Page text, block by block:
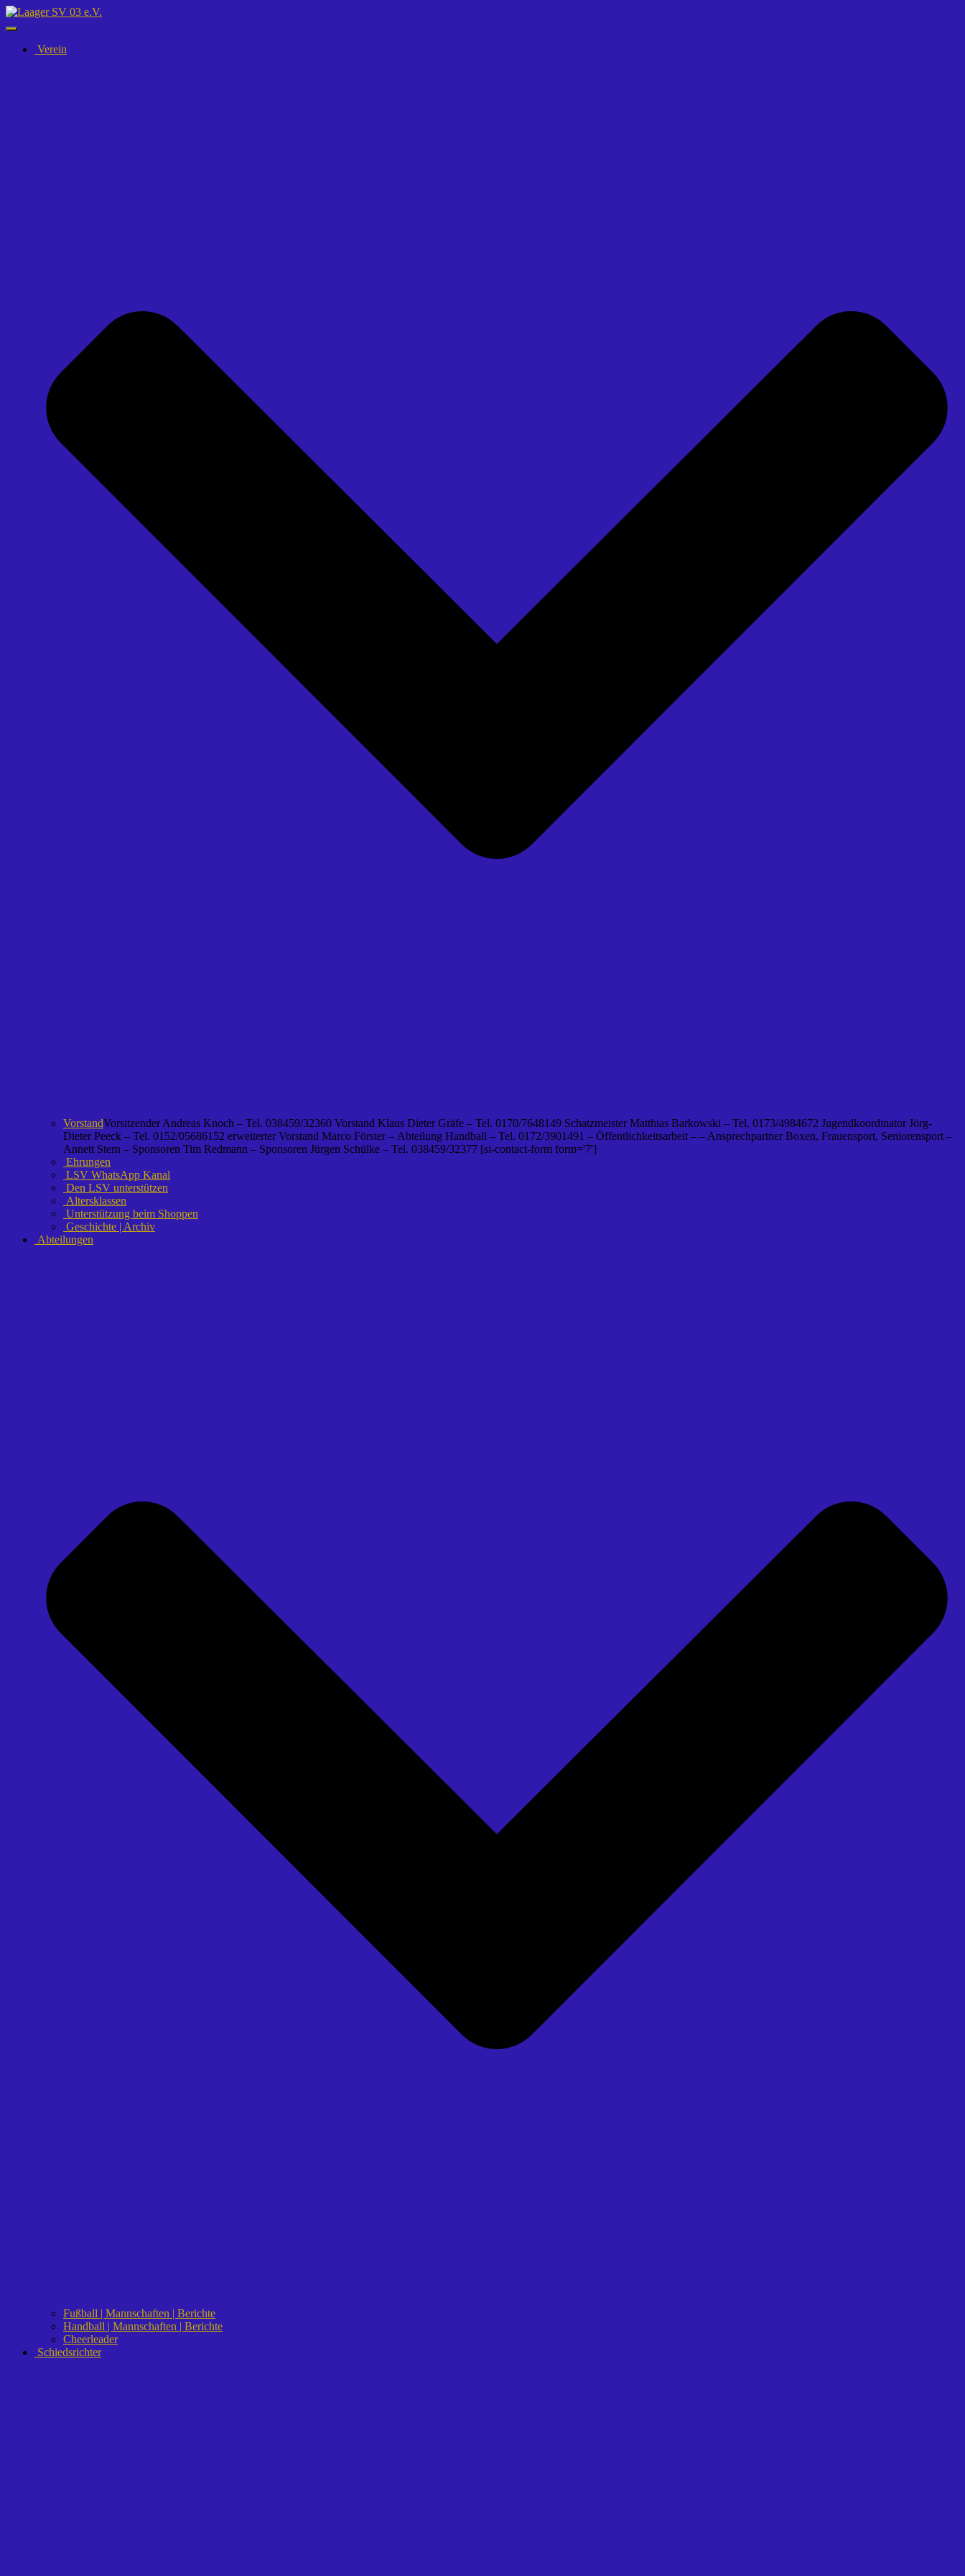
Navigation
umschalten
Verein
VorstandVorsitzender Andreas Knoch – Tel. 038459/32360 Vorstand Klaus Dieter Gräfe – Tel. 0170/7648149 Schatzmeister Matthias Barkowski – Tel. 0173/4984672 Jugendkoordinator Jörg-
Dieter Peeck – Tel. 0152/05686152 erweiterter Vorstand Marco Förster – Abteilung Handball – Tel. 0172/3901491 – Öffentlichkeitsarbeit – – Ansprechpartner Boxen, Frauensport, Seniorensport –
Annett Stern – Sponsoren Tim Redmann – Sponsoren Jürgen Schülke – Tel. 038459/32377 [si-contact-form form='7']
Ehrungen
LSV WhatsApp Kanal
Den LSV unterstützen
Altersklassen
Unterstützung beim Shoppen
Geschichte | Archiv
Abteilungen
Fußball | Mannschaften | Berichte
Handball | Mannschaften | Berichte
Cheerleader
Schiedsrichter